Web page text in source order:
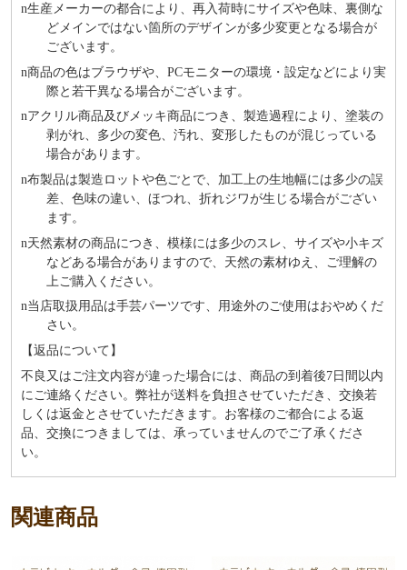
n⽣産メーカーの都合により、再⼊荷時にサイズや⾊味、裏側な
どメインではない箇所のデザインが多少変更となる場合が
ございます。
n商品の⾊はブラウザや、PCモニターの環境・設定などにより実
際と若⼲異なる場合がございます。
nアクリル商品及びメッキ商品につき、製造過程により、塗装の
剥がれ、多少の変色、汚れ、変形したものが混じっている
場合があります。
n布製品は製造ロットや色ごとで、加工上の生地幅には多少の誤
差、色味の違い、ほつれ、折れジワが生じる場合がござい
ます。
n天然素材の商品につき、模様には多少のスレ、サイズや小キズ
などある場合がありますので、天然の素材ゆえ、ご理解の
上ご購入ください。
n当店取扱用品は⼿芸パーツです、⽤途外のご使⽤はおやめくだ
さい。
【返品について】
不良又はご注文内容が違った場合には、商品の到着後7日間以内
にご連絡ください。弊社が送料を負担させていただき、交換若
しくは返金とさせていただきます。お客様のご都合による返
品、交換につきましては、承っていませんのでご了承くださ
い。
関連商品